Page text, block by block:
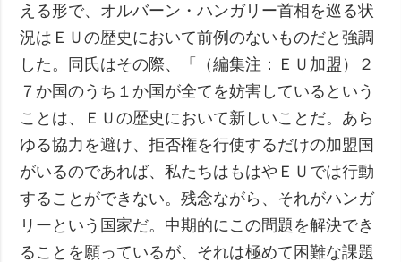
える形で、オルバーン・ハンガリー首相を巡る状
況はＥＵの歴史において前例のないものだと強調
した。同氏はその際、「（編集注：ＥＵ加盟）２
７か国のうち１か国が全てを妨害しているという
ことは、ＥＵの歴史において新しいことだ。あら
ゆる協力を避け、拒否権を行使するだけの加盟国
がいるのであれば、私たちはもはやＥＵでは行動
することができない。残念ながら、それがハンガ
リーという国家だ。中期的にこの問題を解決でき
ることを願っているが、それは極めて困難な課題